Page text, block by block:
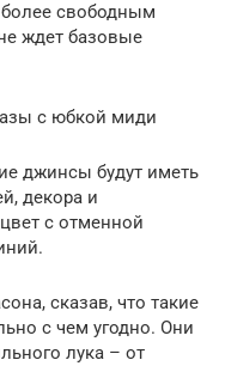
свободным
ждет базовые
с юбкой миди
джинсы будут иметь
декора и
с отменной
сказав, что такие
с чем угодно. Они
лука – от